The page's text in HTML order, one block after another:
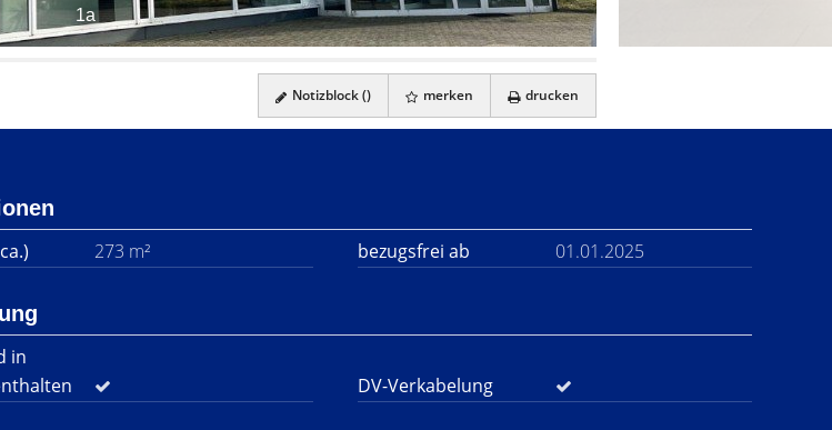
1a
Notizblock () merken drucken
273 m² bezugsfrei ab 01.01.2025
in
DV-Verkabelung